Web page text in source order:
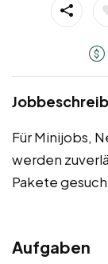
Für Minijobs,
werden
Pakete
Aufgaben